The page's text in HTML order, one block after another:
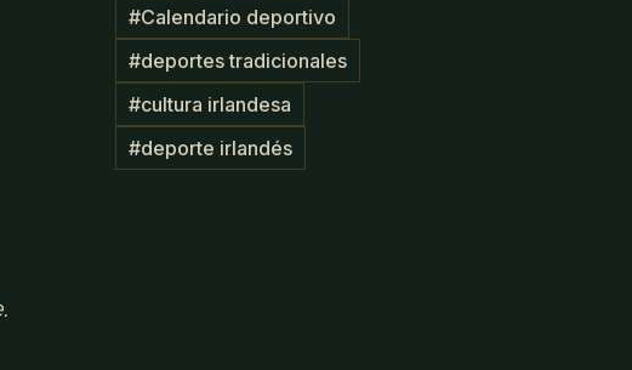
#Calendario deportivo
#deportes tradicionales
#cultura irlandesa
#deporte irlandés